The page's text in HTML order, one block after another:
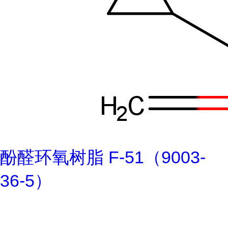
酚醛环氧树脂 F-51（9003-
36-5）